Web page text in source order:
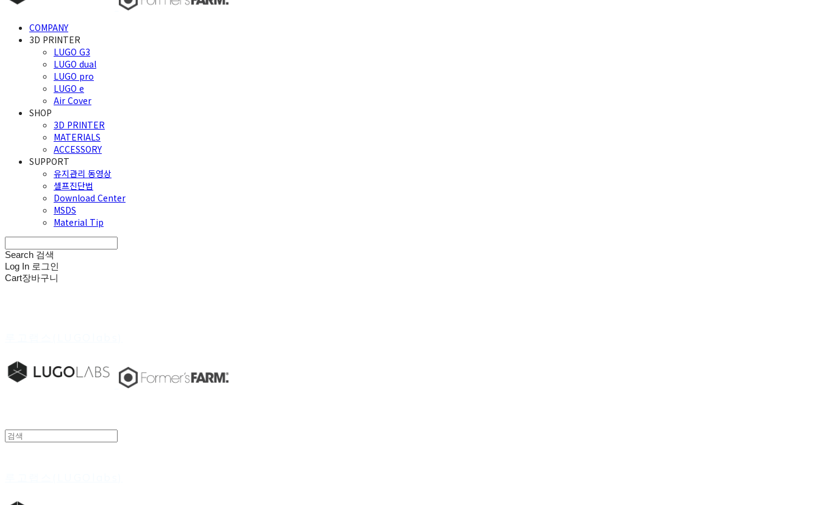
COMPANY
3D PRINTER
LUGO G3
LUGO dual
LUGO pro
LUGO e
Air Cover
SHOP
3D PRINTER
MATERIALS
ACCESSORY
SUPPORT
유지관리 동영상
셀프진단법
Download Center
MSDS
Material Tip
Search 검색
Log In 로그인
Cart장바구니